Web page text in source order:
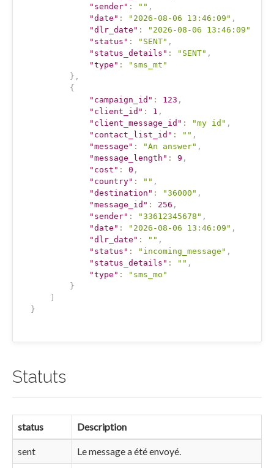
"sender" : "" ,
"date" : "2026-08-06 13:46:09" ,
"dlr_date" : "2026-08-06 13:46:09"
"status" : "SENT" ,
"status_details" : "SENT" ,
"type" :
"sms_mt"
} ,
{
"campaign_id" : 123 ,
"client_id" : 1 ,
"client_message_id" : "my id" ,
"contact_list_id" : "" ,
"message" : "An answer" ,
"message_length" : 9 ,
"cost" : 0 ,
"country" : "" ,
"destination" : "36000" ,
"message_id" : 256 ,
"sender" : "33612345678" ,
"date" : "2026-08-06 13:46:09" ,
"dlr_date" : "" ,
"status" : "incoming_message" ,
"status_details" : "" ,
"type" :
"sms_mo"
}
}
Statuts
status Description
sent Le message a été envoyé.